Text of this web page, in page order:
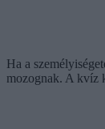
Ha a
mozognak. A kvíz